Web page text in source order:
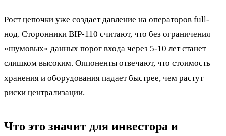
Рост цепочки уже создает давление на операторов full-
нод. Сторонники BIP-110 считают, что без ограничения
«шумовых» данных порог входа через 5-10 лет станет
слишком высоким. Оппоненты отвечают, что стоимость
хранения и оборудования падает быстрее, чем растут
риски централизации.
Что это значит для инвестора и